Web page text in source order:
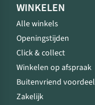
WINKELEN
Alle winkels
Openingstijden
Click & collect
Winkelen op afspraak
Buitenvriend voordeel
Zakelijk